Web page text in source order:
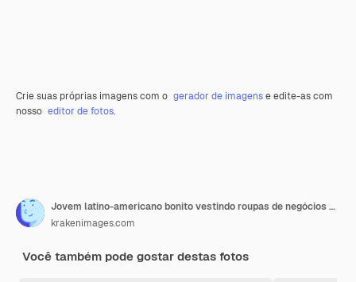
Crie suas próprias imagens com o gerador de imagense edite-as com
nosso editor de fotos.
Jovem latino-americano bonito vestindo roupas de negócios e óculos gritando orgulhoso celebrando vitória e sucesso muito entusiasmado com os braços levantados
krakenimages.com
Você também pode gostar destas fotos